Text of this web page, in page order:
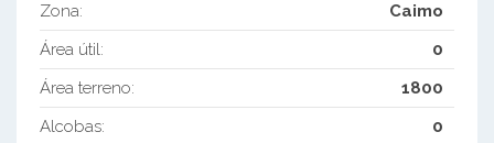
Zona:
Caimo
Área útil:
0
Área terreno:
1800
Alcobas:
0